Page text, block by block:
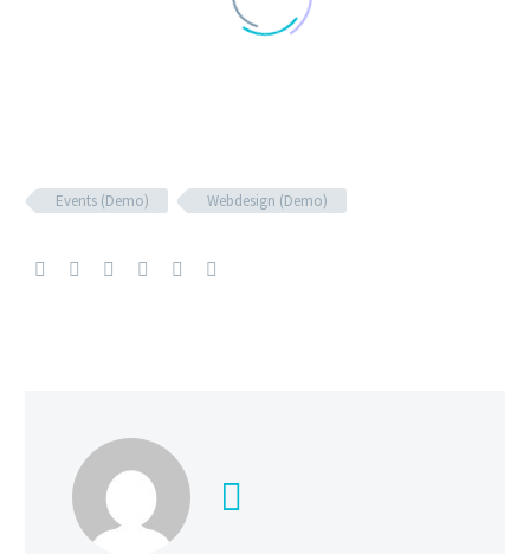
Events (Demo) Webdesign (Demo)